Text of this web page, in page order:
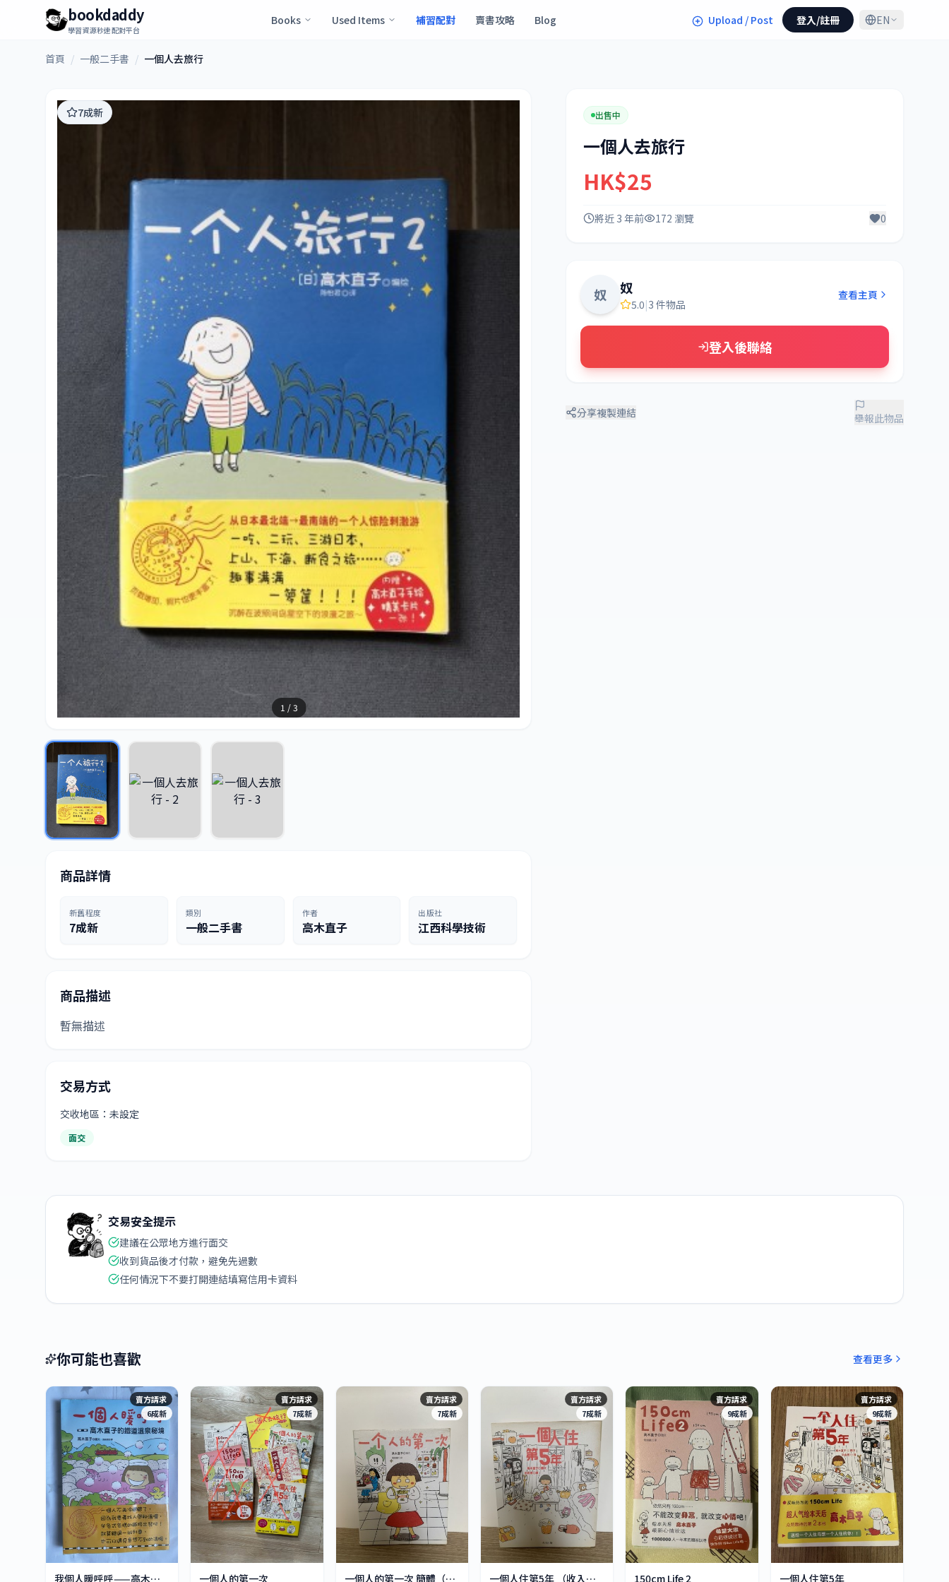
bookdaddy
學習資源秒速配對平台
Books Used Items 補習配對 賣書攻略 Blog Upload / Post 登入/註冊 EN
首頁 / 一般二手書 / 一個人去旅行
1 / 3
7成新
商品詳情
新舊程度
7成新
類別
一般二手書
作者
高木直子
出版社
江西科學技術
商品描述
暫無描述
交易方式
交收地區：未設定
面交
出售中
一個人去旅行
HK$25
將近 3 年前 172 瀏覽 0
奴 奴
5.0|3 件物品
查看主頁
登入後聯絡
分享複製連結 舉報此物品
交易安全提示
建議在公眾地方進行面交
收到貨品後才付款，避免先過數
任何情況下不要打開連結填寫信用卡資料
你可能也喜歡 查看更多
賣方請求
6成新
我個人暖呼呼——高木直子的鐵道溫泉秘境
賣方請求
7成新
一個人的第一次
賣方請求
7成新
一個人的第一次 簡體（收入捐bookdaddy)
賣方請求
7成新
一個人住第5年 （收入捐bookdaddy)
賣方請求
9成新
150cm Life 2
賣方請求
9成新
一個人住第5年